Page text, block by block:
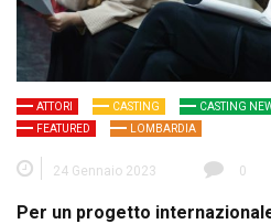
ATTORI CASTING CASTING
FEATURED
LOMBARDIA
24 Gennaio 2023 0
Per un progetto